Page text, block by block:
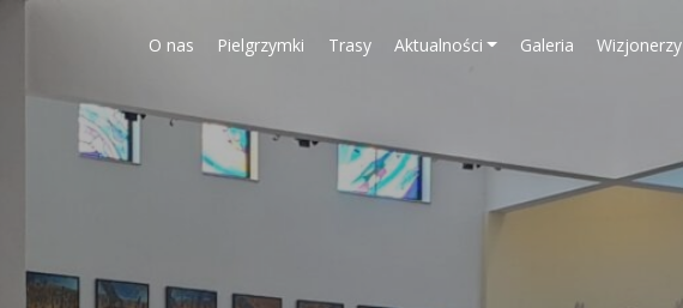
O nas Pielgrzymki Trasy Aktualności Galeria Wizjonerzy